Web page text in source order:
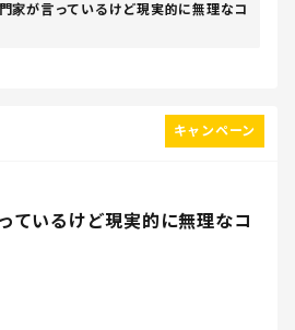
家が言っているけど現実的に無理なコ
ているけど現実的に無理なコ
キャンペーン